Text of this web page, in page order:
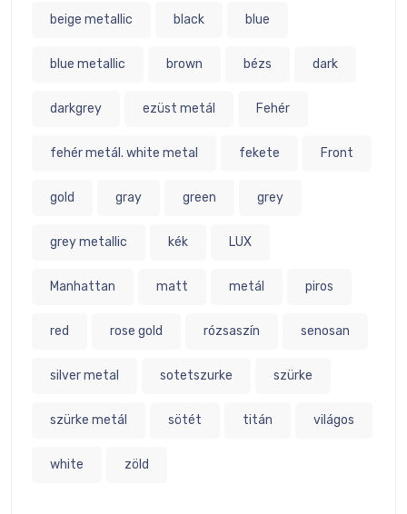
beige metallic black blue
blue metallic brown bézs dark
darkgrey ezüst metál Fehér
fehér metál. white metal fekete Front
gold gray green grey
grey metallic kék LUX
Manhattan matt metál piros
red rose gold rózsaszín senosan
silver metal sotetszurke szürke
szürke metál sötét titán világos
white zöld